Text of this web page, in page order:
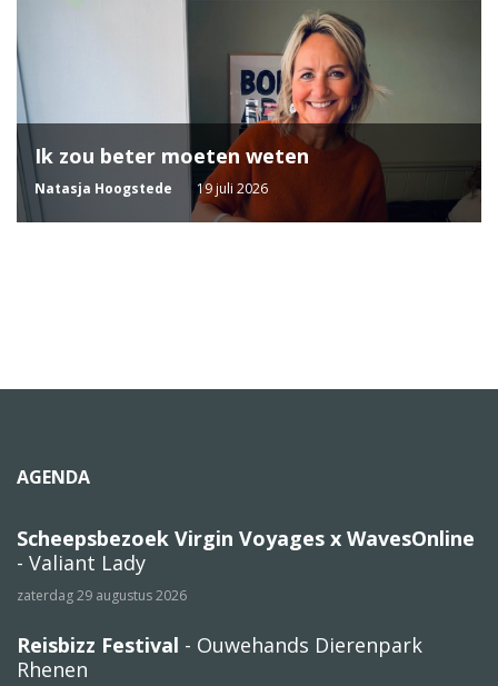
Ik zou beter moeten weten
Natasja Hoogstede 19 juli 2026
AGENDA
Scheepsbezoek Virgin Voyages x WavesOnline
- Valiant Lady
zaterdag 29 augustus 2026
Reisbizz Festival - Ouwehands Dierenpark
Rhenen